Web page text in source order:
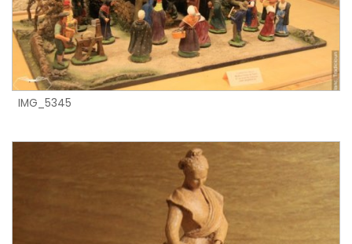
IMG_5345